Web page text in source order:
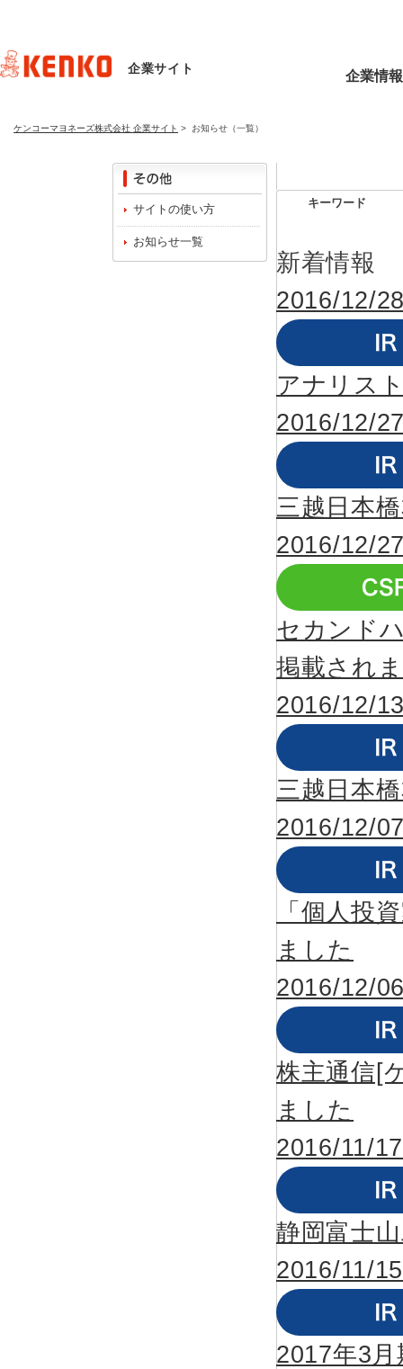
企業サイト 企業情報
ケンコーマヨネーズ株式会社 企業サイト > お知らせ（一覧）
キーワード
新着情報
2016/12/
アナリス
2016/12/
三越日本
2016/12/
セカンド
掲載され
2016/12/
三越日本
2016/12/
「個人投
ました
2016/12/
株主通信[
ました
2016/11/17
静岡富士
2016/11/15
2017年3
サイトの使い方
お知らせ一覧